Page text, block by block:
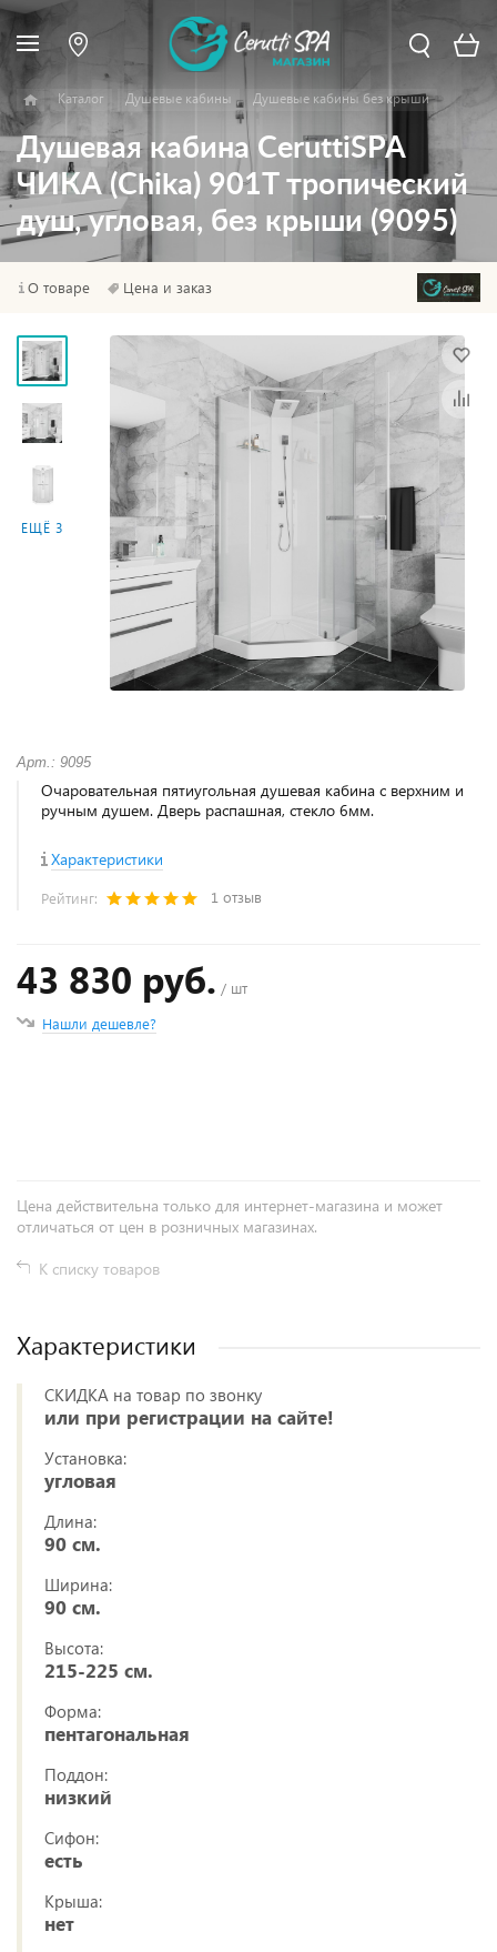
Каталог Душевые кабины Душевые кабины без крыши
Душевая кабина CeruttiSPA
ЧИКА (Chika) 901T тропический
душ, угловая, без крыши (9095)
О товаре Цена и заказ
ЕЩЁ 3
Арт.: 9095
Очаровательная пятиугольная душевая кабина с верхним и
ручным душем. Дверь распашная, стекло 6мм.
Характеристики
Рейтинг: 1 отзыв
43 830 руб. / шт
Нашли дешевле?
Цена действительна только для интернет-магазина и может
отличаться от цен в розничных магазинах.
К списку товаров
Характеристики
СКИДКА на товар по звонку
или при регистрации на сайте!
Установка:
угловая
Длина:
90 см.
Ширина:
90 см.
Высота:
215-225 см.
Форма:
пентагональная
Поддон:
низкий
Сифон:
есть
Крыша:
нет